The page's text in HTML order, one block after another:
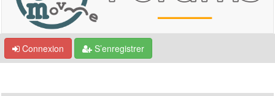
Connexion S’enregistrer